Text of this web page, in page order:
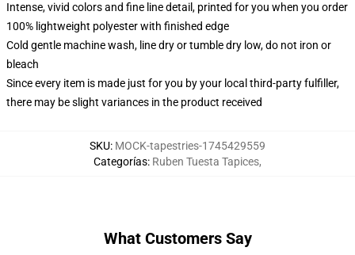
Intense, vivid colors and fine line detail, printed for you when you order
100% lightweight polyester with finished edge
Cold gentle machine wash, line dry or tumble dry low, do not iron or
bleach
Since every item is made just for you by your local third-party fulfiller,
there may be slight variances in the product received
SKU: MOCK-tapestries-1745429559
Categorías: Ruben Tuesta Tapices,
What Customers Say